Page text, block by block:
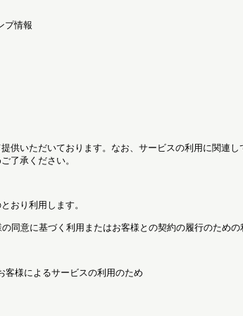
プ情報
供いただいております。なお、サービスの利用に関連
了承ください。
おり利用します。
同意に基づく利用またはお客様との契約の履行のための
客様によるサービスの利用のため